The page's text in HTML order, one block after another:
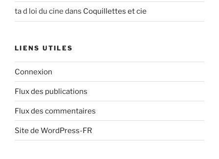
ta d loi du cine dans Coquillettes et cie
LIENS UTILES
Connexion
Flux des publications
Flux des commentaires
Site de WordPress-FR